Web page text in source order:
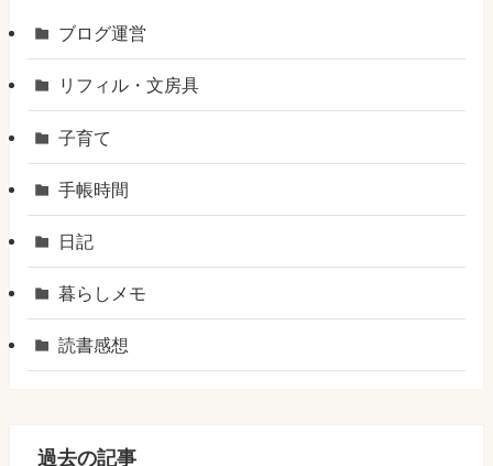
ブログ運営
リフィル・文房具
子育て
手帳時間
日記
暮らしメモ
読書感想
過去の記事